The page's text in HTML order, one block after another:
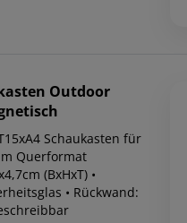
Outdoor
Schaukasten für
Querformat
(BxHxT) •
• Rückwand: